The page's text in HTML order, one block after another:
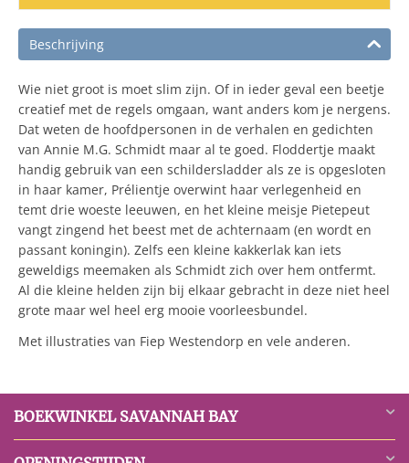
Beschrijving
Wie niet groot is moet slim zijn. Of in ieder geval een beetje
creatief met de regels omgaan, want anders kom je nergens.
Dat weten de hoofdpersonen in de verhalen en gedichten
van Annie M.G. Schmidt maar al te goed. Floddertje maakt
handig gebruik van een schildersladder als ze is opgesloten
in haar kamer, Prélientje overwint haar verlegenheid en
temt drie woeste leeuwen, en het kleine meisje Pietepeut
vangt zingend het beest met de achternaam (en wordt en
passant koningin). Zelfs een kleine kakkerlak kan iets
geweldigs meemaken als Schmidt zich over hem ontfermt.
Al die kleine helden zijn bij elkaar gebracht in deze niet heel
grote maar wel heel erg mooie voorleesbundel.
Met illustraties van Fiep Westendorp en vele anderen.
BOEKWINKEL SAVANNAH BAY